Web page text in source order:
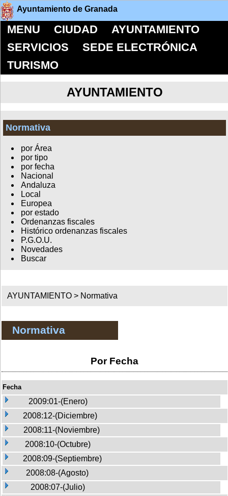
Ayuntamiento de Granada
MENU CIUDAD
AYUNTAMIENTO
SERVICIOS
SEDE ELECTRÓNICA
TURISMO
AYUNTAMIENTO
Normativa
por Área
por tipo
por fecha
Nacional
Andaluza
Local
Europea
por estado
Ordenanzas fiscales
Histórico ordenanzas fiscales
P.G.O.U.
Novedades
Buscar
AYUNTAMIENTO > Normativa
Normativa
Por Fecha
Fecha
2009:01-(Enero)
2008:12-(Diciembre)
2008:11-(Noviembre)
2008:10-(Octubre)
2008:09-(Septiembre)
2008:08-(Agosto)
2008:07-(Julio)